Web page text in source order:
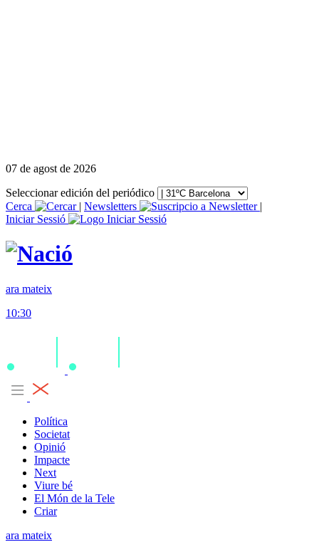
07 de agost de 2026
Seleccionar edición del periódico
Cerca
| Newsletters
|
Iniciar Sessió
ara mateix
10:30
Política
Societat
Opinió
Impacte
Next
Viure bé
El Món de la Tele
Criar
ara mateix